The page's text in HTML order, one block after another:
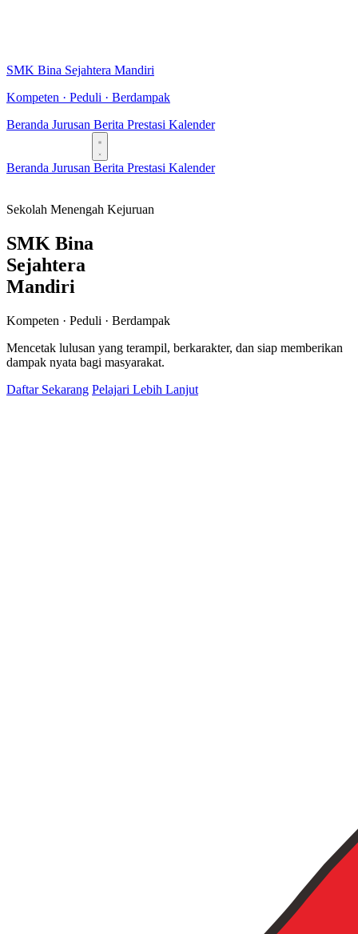
SMK Bina Sejahtera Mandiri
Kompeten · Peduli · Berdampak
Beranda Jurusan Berita Prestasi Kalender
Beranda Jurusan Berita Prestasi Kalender
Sekolah Menengah Kejuruan
SMK Bina
Sejahtera
Mandiri
Kompeten · Peduli · Berdampak
Mencetak lulusan yang terampil, berkarakter, dan siap memberikan
dampak nyata bagi masyarakat.
Daftar Sekarang Pelajari Lebih Lanjut